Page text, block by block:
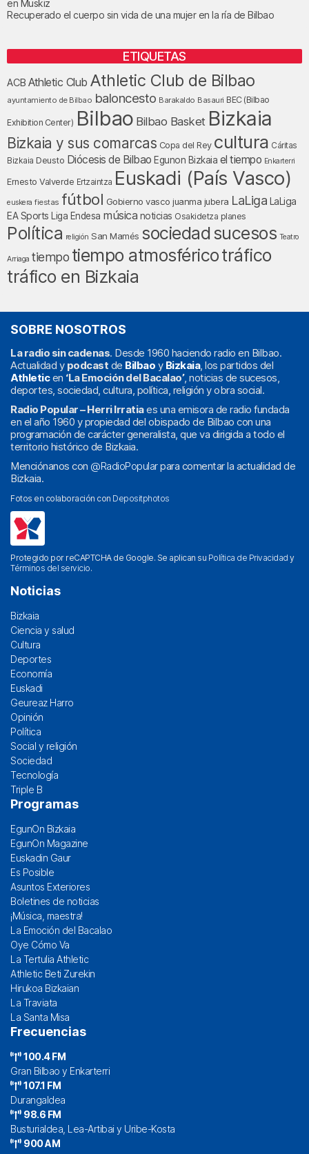
en Muskiz
Recuperado el cuerpo sin vida de una mujer en la ría de Bilbao
ETIQUETAS
ACB Athletic Club Athletic Club de Bilbao
ayuntamiento de Bilbao baloncesto Barakaldo Basauri BEC (Bilbao
Exhibition Center) Bilbao Bilbao Basket Bizkaia
Bizkaia y sus comarcas Copa del Rey cultura Cáritas
Bizkaia Deusto Diócesis de Bilbao Egunon Bizkaia el tiempo Enkarterri
Ernesto Valverde Ertzaintza Euskadi (País Vasco)
euskera fiestas fútbol Gobierno vasco juanma jubera LaLiga LaLiga
EA Sports
Liga Endesa música noticias Osakidetza planes
Política religión San Mamés sociedad sucesos Teatro
Arriaga tiempo tiempo atmosféricotráfico
tráfico en Bizkaia
SOBRE NOSOTROS
La radio sin cadenas. Desde 1960 haciendo radio en Bilbao.
Actualidad y podcast de Bilbao y Bizkaia, los partidos del
Athleticen ‘La Emoción del Bacalao’, noticias de sucesos,
deportes, sociedad, cultura, política, religión y obra social.
Radio Popular – Herri Irratiaes una emisora de radio fundada
en el año 1960 y propiedad del obispado de Bilbao con una
programación de carácter generalista, que va dirigida a todo el
territorio histórico de Bizkaia.
Menciónanos con @RadioPopularpara comentar la actualidad de
Bizkaia.
Fotos en colaboración con Depositphotos
Protegido por reCAPTCHA de Google. Se aplican su Política de Privacidad y
Términos del servicio.
Noticias
Bizkaia
Ciencia y salud
Cultura
Deportes
Economía
Euskadi
Geureaz Harro
Opinión
Política
Social y religión
Sociedad
Tecnología
Triple B
Programas
EgunOn Bizkaia
EgunOn Magazine
Euskadin Gaur
Es Posible
Asuntos Exteriores
Boletines de noticias
¡Música, maestra!
La Emoción del Bacalao
Oye Cómo Va
La Tertulia Athletic
Athletic Beti Zurekin
Hirukoa Bizkaian
La Traviata
La Santa Misa
Frecuencias
100.4 FM
Gran Bilbao y Enkarterri
107.1 FM
Durangaldea
98.6 FM
Busturialdea, Lea-Artibai y Uribe-Kosta
900 AM